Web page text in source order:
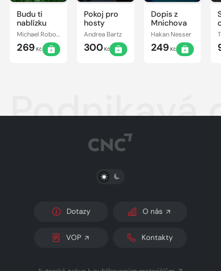
Budu ti
nablízku
Michael Robotham
269 Kč
Pokoj pro
hosty
Andrea Bartz
300Kč
Dopis z
Mnichova
Hakan Nesser
249 Kč
Podnikavá
PŘEPNOUT SVĚTLÝ/TMAVÝ REŽIM
Dotazy O nás
VOP Kontakty